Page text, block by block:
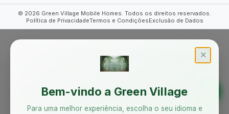
© 2026 Green Village Mobile Homes. Todos os direitos reservados.
Política de PrivacidadeTermos e CondiçõesExclusão de Dados
✕
Bem-vindo a Green Village
Para uma melhor experiência, escolha o seu idioma e